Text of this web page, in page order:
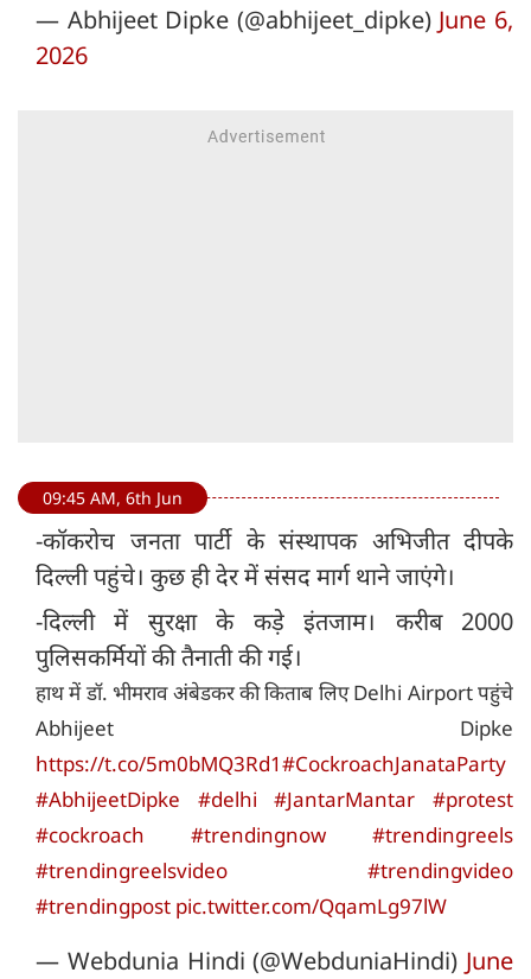
— Abhijeet Dipke (@abhijeet_dipke) June 6,
2026
09:45 AM, 6th Jun
-कॉकरोच जनता पार्टी के संस्थापक अभिजीत दीपके
दिल्ली पहुंचे। कुछ ही देर में संसद मार्ग थाने जाएंगे।
-दिल्ली में सुरक्षा के कड़े इंतजाम। करीब 2000
पुलिसकर्मियों की तैनाती की गई।
हाथ में डॉ. भीमराव अंबेडकर की किताब लिए Delhi Airport पहुंचे
Abhijeet Dipke
https://t.co/5m0bMQ3Rd1#CockroachJanataParty
#AbhijeetDipke
#delhi #JantarMantar
#protest
#cockroach
#trendingnow
#trendingreels
#trendingreelsvideo
#trendingvideo
#trendingpost pic.twitter.com/QqamLg97lW
— Webdunia Hindi (@WebduniaHindi) June